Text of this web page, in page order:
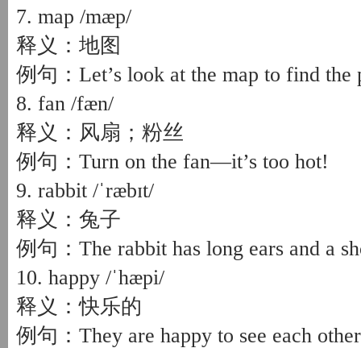
7. map /mæp/
释义：地图
例句：Let’s look at the map to find the
8. fan /fæn/
释义：风扇；粉丝
例句：Turn on the fan—it’s too hot!
9. rabbit /ˈræbɪt/
释义：兔子
例句：The rabbit has long ears and a
10. happy /ˈhæpi/
释义：快乐的
例句：They are happy to see each